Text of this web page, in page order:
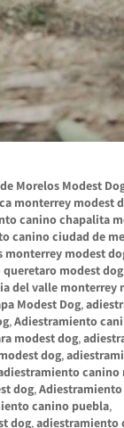
Morelos Modest
monterrey modest
canino chapalita
canino ciudad de
modest
modest dog
del valle monterrey
Modest Dog,
, Adiestramiento
modest dog,
dog,
canino
dog,
canino puebla,
dog, adiestramiento